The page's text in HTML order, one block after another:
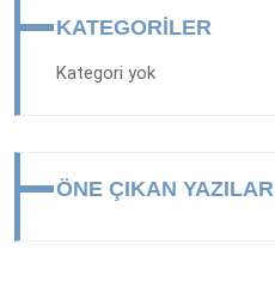
KATEGORILER
Kategori yok
ÖNE ÇIKAN YAZILAR